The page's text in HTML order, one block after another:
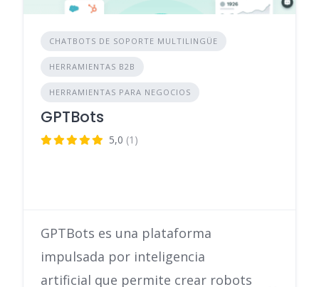
CHATBOTS DE SOPORTE MULTILINGÜE
HERRAMIENTAS B2B
HERRAMIENTAS PARA NEGOCIOS
GPTBots
5,0 (1)
GPTBots es una plataforma
impulsada por inteligencia
artificial que permite crear robots